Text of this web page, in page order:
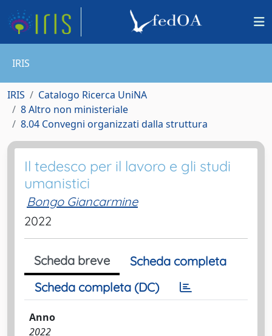
IRIS
IRIS
Catalogo Ricerca UniNA
8 Altro non ministeriale
8.04 Convegni organizzati dalla struttura
Il tedesco per il lavoro e gli studi
umanistici
Bongo Giancarmine
2022
Scheda breve
Scheda completa
Scheda completa (DC)
Anno
2022